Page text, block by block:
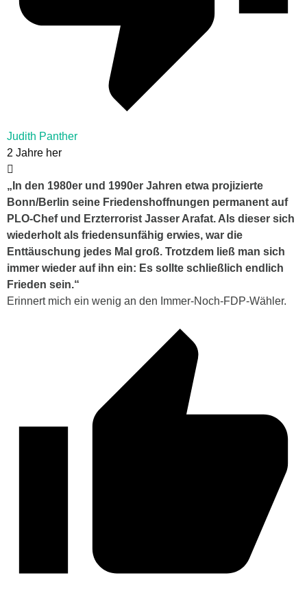
Judith Panther
2 Jahre her
„ In den 1980er und 1990er Jahren etwa projizierte
Bonn/Berlin seine Friedenshoffnungen permanent auf
PLO-Chef und Erzterrorist Jasser Arafat. Als dieser sich
wiederholt als friedensunfähig erwies, war die
Enttäuschung jedes Mal groß. Trotzdem ließ man sich
immer wieder auf ihn ein: Es sollte schließlich endlich
Frieden sein.“
Erinnert mich ein wenig an den Immer-Noch-FDP-Wähler.